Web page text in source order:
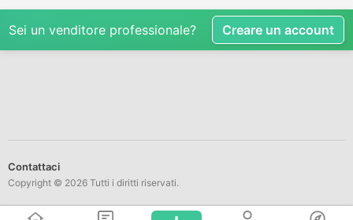
Sei un venditore professionale? Creare un account
Contattaci
Copyright © 2026 Tutti i diritti riservati.